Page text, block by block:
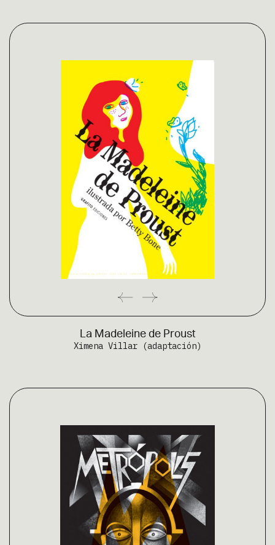
La Madeleine de Proust
Ximena Villar (adaptación)
Subscríbete a nuestra novedades
DIRECCIÓN
Exequiel Fernández 397, Ñuñoa, Santiago de Chile
contacto@troquel.cl
Facebook
Boletines
Noticias
Somos
Contacto
© 2026 Corporación Troquel.